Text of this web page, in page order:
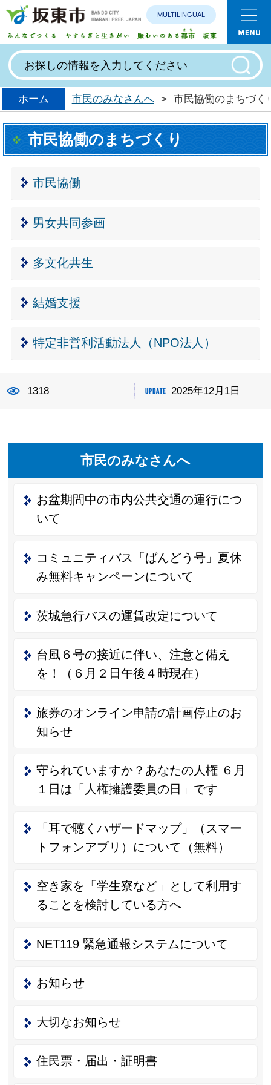
みんなで
MULTILINGUAL
ホーム 市民のみなさんへ > 市民協働のまちづく
市民協働のまちづくり
市民協働
男女共同参画
多文化共生
結婚支援
特定非営利活動法人（NPO法人）
1318 2025年12月1日
市民のみなさんへ
お盆期間中の市内公共交通の運行につ
いて
コミュニティバス「ばんどう号」夏休
み無料キャンペーンについて
茨城急行バスの運賃改定について
台風６号の接近に伴い、注意と備え
を！（６月２日午後４時現在）
旅券のオンライン申請の計画停止のお
知らせ
守られていますか？あなたの人権 ６月
１日は「人権擁護委員の日」です
「耳で聴くハザードマップ」（スマー
トフォンアプリ）について（無料）
空き家を「学生寮など」として利用す
ることを検討している方へ
NET119 緊急通報システムについて
お知らせ
大切なお知らせ
住民票・届出・証明書